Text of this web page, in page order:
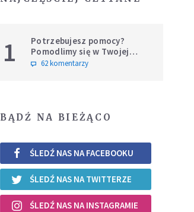
1
Potrzebujesz pomocy?
Pomodlimy się w Twojej
intencji
62 komentarzy
BĄDŹ NA BIEŻĄCO
ŚLEDŹ NAS NA FACEBOOKU
ŚLEDŹ NAS NA TWITTERZE
ŚLEDŹ NAS NA INSTAGRAMIE